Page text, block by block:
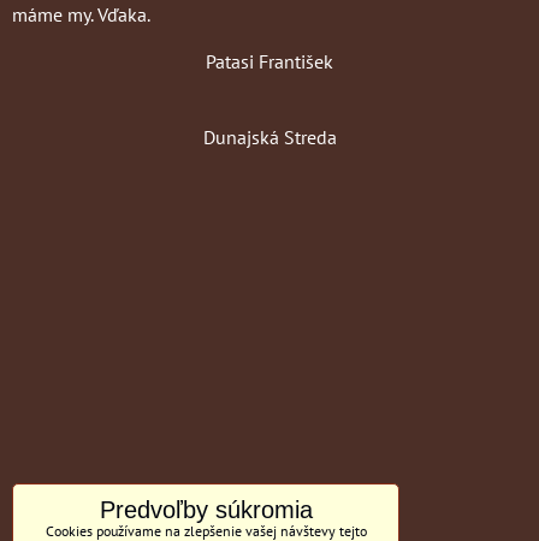
máme my. Vďaka.
Patasi František
Dunajská Streda
Predvoľby súkromia
Cookies používame na zlepšenie vašej návštevy tejto